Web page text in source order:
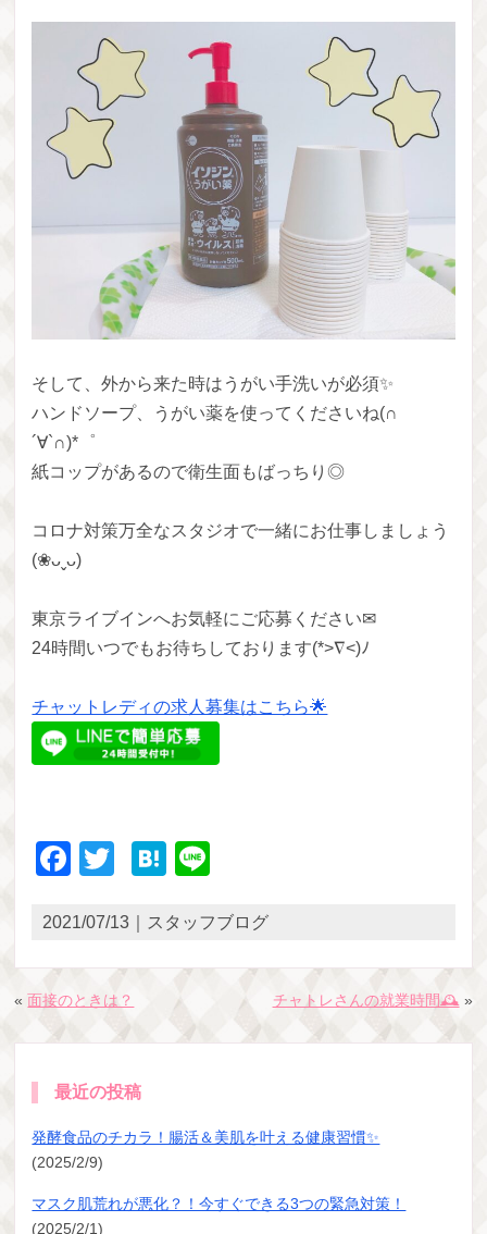
そして、外から来た時はうがい手洗いが必須✨
ハンドソープ、うがい薬を使ってくださいね(∩
´∀`∩)*゜
紙コップがあるので衛生面もばっちり◎
コロナ対策万全なスタジオで一緒にお仕事しましょう
(❀ᴗˬᴗ)
東京ライブインへお気軽にご応募ください✉
24時間いつでもお待ちしております(*>∇<)ﾉ
チャットレディの求人募集はこちら🌟
Facebook
TwitterHatena
2021/07/13｜スタッフブログ
«面接のときは？ チャトレさんの就業時間🕰 »
最近の投稿
発酵食品のチカラ！腸活＆美肌を叶える健康習慣✨
(2025/2/9)
マスク肌荒れが悪化？！今すぐできる3つの緊急対策！
(2025/2/1)